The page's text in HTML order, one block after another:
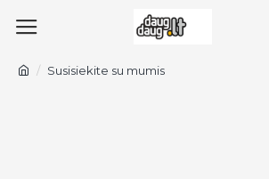
Susisiekite su mumis